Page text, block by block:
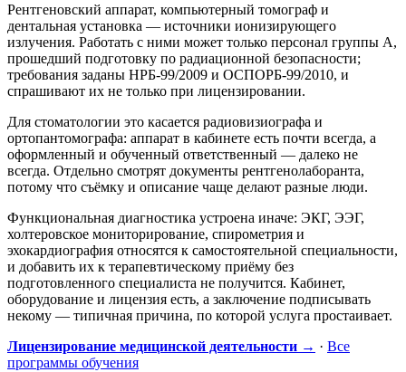
Рентгеновский аппарат, компьютерный томограф и
дентальная установка — источники ионизирующего
излучения. Работать с ними может только персонал группы А,
прошедший подготовку по радиационной безопасности;
требования заданы НРБ-99/2009 и ОСПОРБ-99/2010, и
спрашивают их не только при лицензировании.
Для стоматологии это касается радиовизиографа и
ортопантомографа: аппарат в кабинете есть почти всегда, а
оформленный и обученный ответственный — далеко не
всегда. Отдельно смотрят документы рентгенолаборанта,
потому что съёмку и описание чаще делают разные люди.
Функциональная диагностика устроена иначе: ЭКГ, ЭЭГ,
холтеровское мониторирование, спирометрия и
эхокардиография относятся к самостоятельной специальности,
и добавить их к терапевтическому приёму без
подготовленного специалиста не получится. Кабинет,
оборудование и лицензия есть, а заключение подписывать
некому — типичная причина, по которой услуга простаивает.
Лицензирование медицинской деятельности → · Все
программы обучения